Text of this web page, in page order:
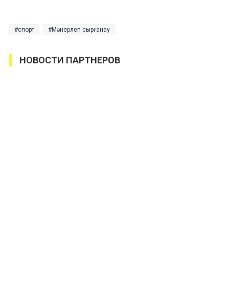
спорт Мәнерлеп сырғанау
НОВОСТИ ПАРТНЕРОВ